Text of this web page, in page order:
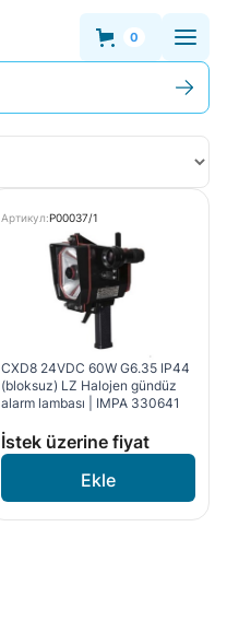
0
Артикул:P00037/1
CXD8 24VDC 60W G6.35 IP44
(bloksuz) LZ Halojen gündüz
alarm lambası | IMPA 330641
İstek üzerine fiyat